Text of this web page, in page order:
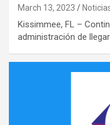
March 13, 2023
Kissimmee, FL –
administración de